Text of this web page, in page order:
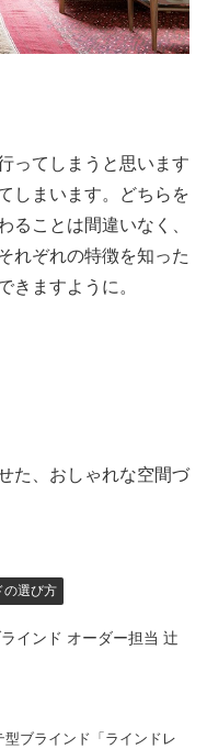
ってしまうと思います
しまいます。どちらを
ることは間違いなく、
れぞれの特徴を知った
きますように。
た、おしゃれな空間づ
の選び方
インド オーダー担当 辻
型ブラインド「ラインドレ